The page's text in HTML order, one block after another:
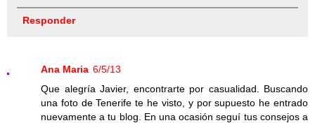
Responder
Ana Maria 6/5/13
Que alegría Javier, encontrarte por casualidad. Buscando
una foto de Tenerife te he visto, y por supuesto he entrado
nuevamente a tu blog. En una ocasión seguí tus consejos a